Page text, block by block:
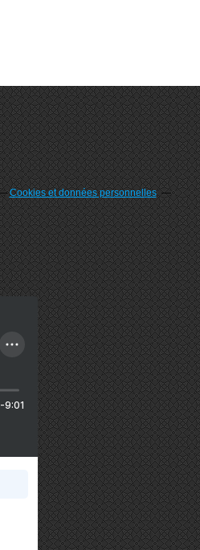
Cookies et données personnelles
-9:01